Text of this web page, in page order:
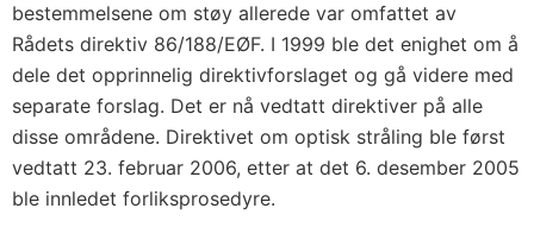
bestemmelsene om støy allerede var omfattet av
Rådets direktiv 86/188/EØF. I 1999 ble det enighet om å
dele det opprinnelig direktivforslaget og gå videre med
separate forslag. Det er nå vedtatt direktiver på alle
disse områdene. Direktivet om optisk stråling ble først
vedtatt 23. februar 2006, etter at det 6. desember 2005
ble innledet forliksprosedyre.